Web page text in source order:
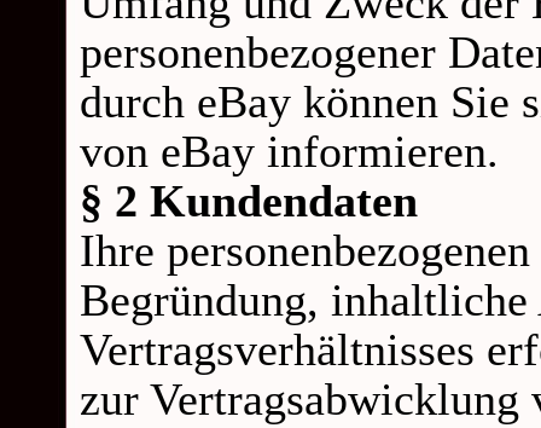
personenbezogener
durch eBay können Sie
von eBay informieren.
§ 2 Kundendaten
Ihre
Begründung, inhaltliche
Vertragsverhältnisses
zur Vertragsabwicklung